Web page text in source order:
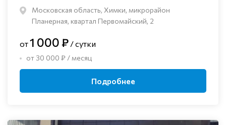
Московская область, Химки, микрорайон
Планерная, квартал Первомайский, 2
от1 000 ₽ / сутки
от 30 000 ₽ / месяц
Подробнее